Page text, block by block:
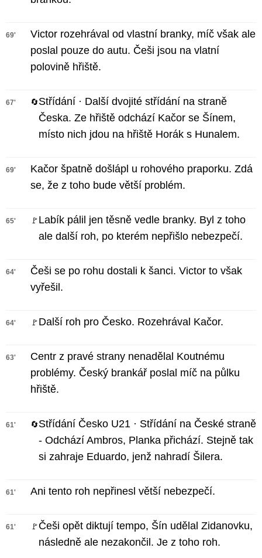
69'
Victor rozehrával od vlastní branky, míč však ale
poslal pouze do autu. Češi jsou na vlatní
polovině hřiště.
67' 🔄Střídání · Další dvojité střídání na straně
Česka. Ze hřiště odchází Kačor se Šínem,
místo nich jdou na hřiště Horák s Hunalem.
69'
Kačor špatně došlápl u rohového praporku. Zdá
se, že z toho bude větší problém.
65' 🚩Labík pálil jen těsně vedle branky. Byl z toho
ale další roh, po kterém nepřišlo nebezpečí.
64'
Češi se po rohu dostali k šanci. Victor to však
vyřešil.
64' 🚩Další roh pro Česko. Rozehrával Kačor.
63'
Centr z pravé strany nenadělal Koutnému
problémy. Český brankář poslal míč na půlku
hřiště.
61' 🔄Střídání Česko U21 · Střídání na České straně
- Odchází Ambros, Planka přichází. Stejně tak
si zahraje Eduardo, jenž nahradí Šilera.
61' Ani tento roh nepřinesl větší nebezpečí.
61' 🚩Češi opět diktují tempo, Šín udělal Zidanovku,
následně ale nezakončil. Je z toho roh.